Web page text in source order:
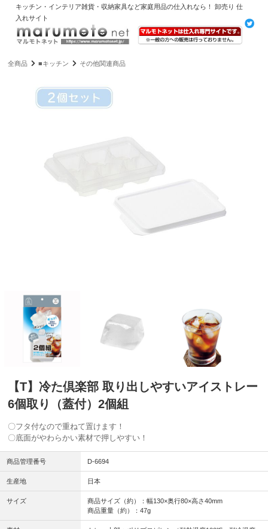
キッチン・インテリア雑貨・収納家具など家庭用品の仕入れなら！ 卸売り 仕
入れサイト
全商品 ■キッチン その他関連商品
【T】冷た倶楽部 取り出しやすいアイストレー
6個取り（蓋付）2個組
〇フタ付なので重ねて置けます！
〇底面がやわらかい素材で押しやすい！
商品管理番号 D-6694
生産地 日本
サイズ
商品サイズ（約）：幅130×奥行80×高さ40mm
商品重量（約）：47g